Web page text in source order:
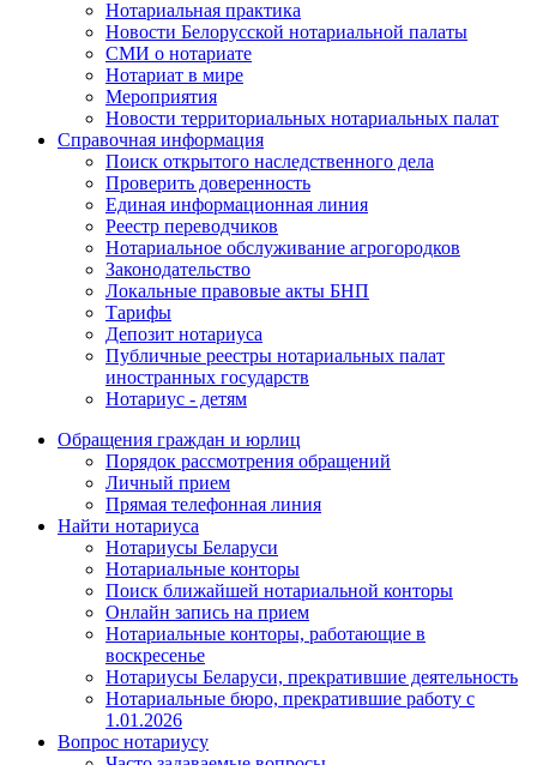
Нотариальная практика
Новости Белорусской нотариальной палаты
СМИ о нотариате
Нотариат в мире
Мероприятия
Новости территориальных нотариальных палат
Справочная информация
Поиск открытого наследственного дела
Проверить доверенность
Единая информационная линия
Реестр переводчиков
Нотариальное обслуживание агрогородков
Законодательство
Локальные правовые акты БНП
Тарифы
Депозит нотариуса
Публичные реестры нотариальных палат
иностранных государств
Нотариус - детям
Обращения граждан и юрлиц
Порядок рассмотрения обращений
Личный прием
Прямая телефонная линия
Найти нотариуса
Нотариусы Беларуси
Нотариальные конторы
Поиск ближайшей нотариальной конторы
Онлайн запись на прием
Нотариальные конторы, работающие в
воскресенье
Нотариусы Беларуси, прекратившие деятельность
Нотариальные бюро, прекратившие работу с
1.01.2026
Вопрос нотариусу